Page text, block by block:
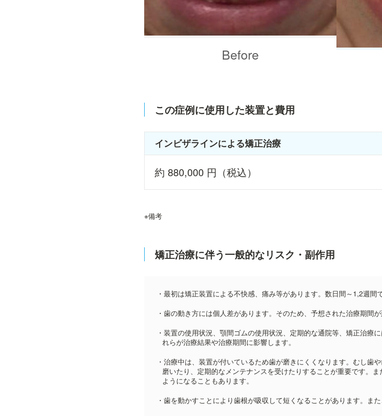
Before
この症例に使用した装置と費用
インビザラインによる矯正治療
約 880,000 円（税込）
※備考
矯正治療に伴う一般的なリスク・副作用
・最初は矯正装置による不快感、痛み等があります。数日間～1,2週間
・歯の動き方には個人差があります。そのため、予想された治療期間
・装置の使用状況、顎間ゴムの使用状況、定期的な通院等、矯正治療
れらが治療結果や治療期間に影響します。
・治療中は、装置が付いているため歯が磨きにくくなります。むし歯
磨いたり、定期的なメンテナンスを受けたりすることが重要です。
ようになることもあります。
・歯を動かすことにより歯根が吸収して短くなることがあります。ま